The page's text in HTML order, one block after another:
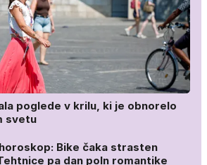
poglede v krilu, ki je obnorelo
svetu
Bike čaka strasten
pa dan poln romantike